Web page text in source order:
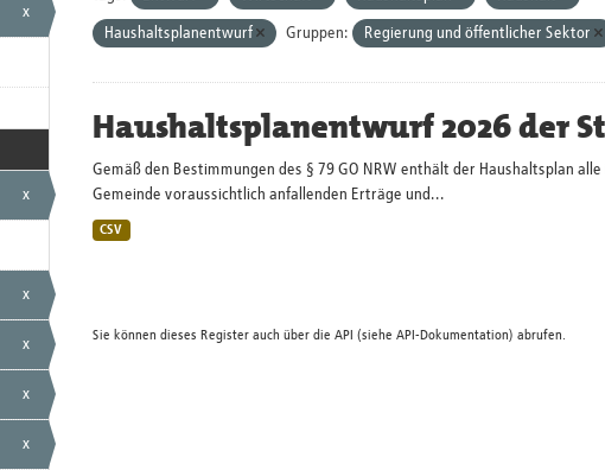
x
x
x
x
x
x
Haushaltsplanentwurf Gruppen: Regierung und öffentlicher Sektor
Haushaltsplanentwurf 2026 der
Gemäß den Bestimmungen des § 79 GO NRW enthält der Haushaltsplan
Gemeinde voraussichtlich anfallenden Erträge und...
CSV
Sie können dieses Register auch über die API (siehe API-Dokumentation) abrufen.